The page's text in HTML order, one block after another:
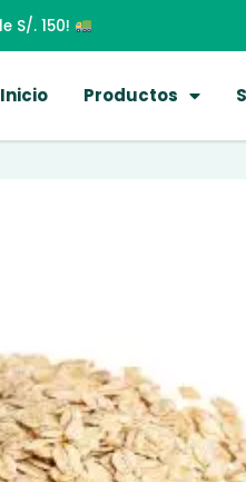
S/. 150!
Inicio Productos